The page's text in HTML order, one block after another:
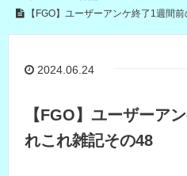
【FGO】ユーザーアンケ終了1週間
2024.06.24
【FGO】ユーザーア
れこれ雑記その48